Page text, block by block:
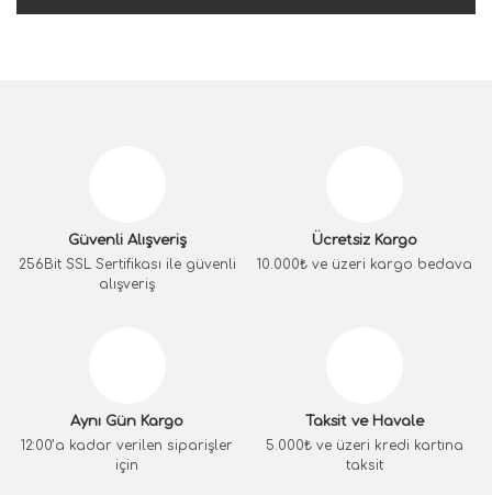
Güvenli Alışveriş
256Bit SSL Sertifikası ile güvenli
alışveriş
Ücretsiz Kargo
10.000₺ ve üzeri kargo bedava
Aynı Gün Kargo
12:00’a kadar verilen siparişler
için
Taksit ve Havale
5.000₺ ve üzeri kredi kartına
taksit